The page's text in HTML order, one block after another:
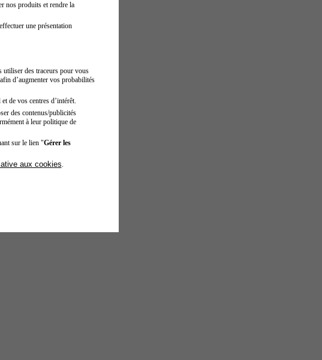
nos produits et rendre la
une présentation
utiliser des traceurs pour vous
d’augmenter vos probabilités
de vos centres d’intérêt.
des contenus/publicités
à leur politique de
sur le lien "Gérer les
aux cookies